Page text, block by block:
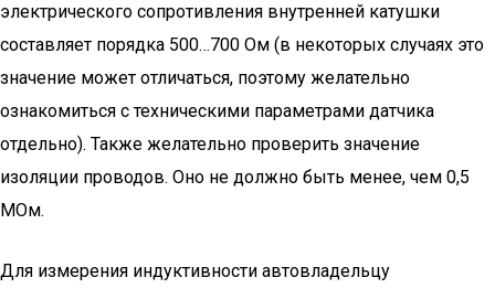
электрического сопротивления внутренней катушки
составляет порядка 500…700 Ом (в некоторых случаях это
значение может отличаться, поэтому желательно
ознакомиться с техническими параметрами датчика
отдельно). Также желательно проверить значение
изоляции проводов. Оно не должно быть менее, чем 0,5
МОм.
Для измерения индуктивности автовладельцу